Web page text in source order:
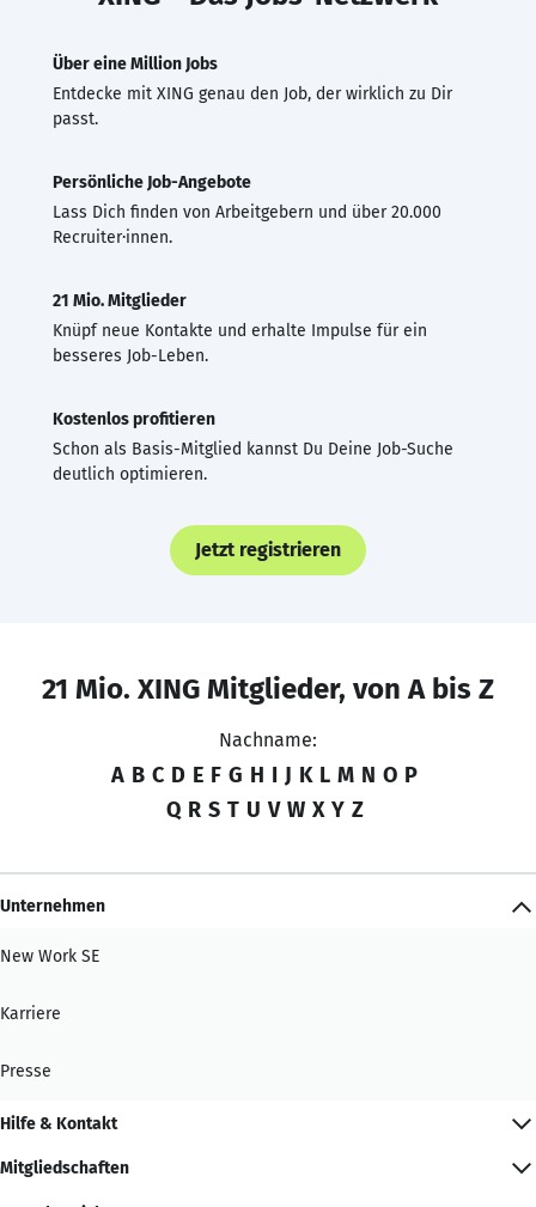
Über eine Million Jobs
Entdecke mit XING genau den Job, der wirklich zu Dir
passt.
Persönliche Job-Angebote
Lass Dich finden von Arbeitgebern und über 20.000
Recruiter·innen.
21 Mio. Mitglieder
Knüpf neue Kontakte und erhalte Impulse für ein
besseres Job-Leben.
Kostenlos profitieren
Schon als Basis-Mitglied kannst Du Deine Job-Suche
deutlich optimieren.
Jetzt registrieren
21 Mio. XING Mitglieder, von A bis Z
Nachname:
A B C D E F G H I J K L M N O P
Q R S T U V W X Y Z
Unternehmen
New Work SE
Karriere
Presse
Hilfe & Kontakt
Mitgliedschaften